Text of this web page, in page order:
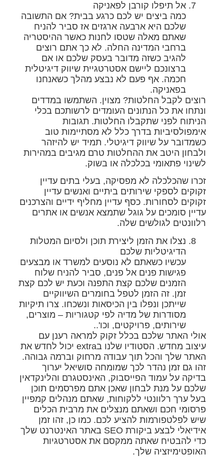
אל תיפלו קורבן לפאניקה
כמה ביצים יש לכם כרגע בבית? אם התשובה
שלכם היא ארבעה ארגזים אז סביר להניח
שאתם מאלה שטסו לחנות כאשר ההיסטריה
ברחבי המדינה החלה. לא כך אתם רוצים
להגיב כשזה מדובר בעסק שלכם או אם
ברצונכם ליישם אסטרטגיית שיווק דיגיטלית
חכמה. אף פעם לא נבצע מהלך כשאנחנו
בפאניקה.
רוצים לקבל החלטות? מצוין. השתמשו במדדים
ונתחו את כל הנתונים העומדים לרשותכם בכלי
הניתוח לפני שתקבלו החלטות. תגובות
אימפולסיביות בדרך כלל לא מסתיימות טוב
כשמדובר על שיווק דיגיטלי. תמיד יש להיזהר
ולבחון היטב את ההחלטות טרם מגיבים במהירות
לשינוי פתאומי בכלכלה או בשוק.
זכרו שהכלכלה לא מפסיקה, בעלי בתים עדיין
זקוקים לספקי שירותים ביתיים ואנשים עדיין
זקוקים לסחורות. כסף עדיין מחליף ידיים והצרכנים
עדיין סומכים על גוגל שתמצא אנשים או אתרים
רלוונטים לגולשים שלה.
נצלו את הזמן ליצירת תוכן ולסיום המטלות
הדיגיטליות שלכם
עכשיו כשאתם לא נוסעים למשרד או מבצעים
פגישות פנים אל פנים, סביר להניח שלוח
הזמנים שלכם קצת התפנה וכעת יש לכם קצת
זמן. זה הזמן לטפל בחומרים השיווקיים
שייתכן ונפלו בין הכיסאות ונשכחו. צרו תיקיות
מסודרות של מדיה לפי קטגוריות – מוצרים,
שירותים, פרויקטים, וכו'..
אולי האתר שלכם בכלל זקוק למראה רענן עם
עיצוב מחדש. הסטודיו שלנו בextra יכול לחדש את
האתר שלך והכל תוך עבודה מרחוק וברמה גבוהה.
זהו גם זמן נהדר לכך שמומחה סושיאל יערוך
בדיקה על עמוד הפייסבוק, האינסטגרם והלינקדאין
שלכם על מנת לבחון שאכן אתם מפרסמים תוכן
בעל ערך רלוונטי ללקוחות, שאתם מנהלים קמפיין
פרסומי חכם ושאתם מנצלים את מרבית הכלים
שיש לפלטפורמות להציע לכם. כמו כן, זהו זמן
אידיאלי לבצע ביקורת SEO באתר האינטרנט שלך
כדי להבטיח שאתה ממקסם את אסטרטגיות
האופטימיזציה שלך.